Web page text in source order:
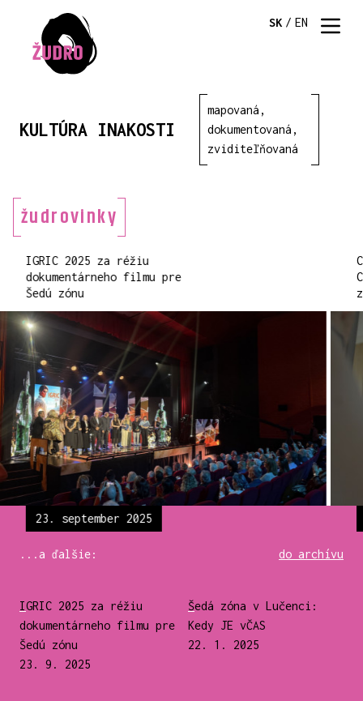
SK / EN
KULTÚRA INAKOSTI
mapovaná,
dokumentovaná,
zviditeľňovaná
žudrovinky
IGRIC 2025 za réžiu
dokumentárneho filmu pre
Šedú zónu
23. september 2025
...a ďalšie: do archívu
IGRIC 2025 za réžiu
dokumentárneho filmu pre
Šedú zónu
23. 9. 2025
Šedá zóna v Lučenci:
Kedy JE vČAS
22. 1. 2025